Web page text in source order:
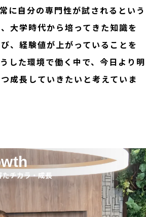
に自分の専門性が試されるという
大学時代から培ってきた知識を
、経験値が上がっていることを
した環境で働く中で、今日より明
成長していきたいと考えていま
たチカラ・成長